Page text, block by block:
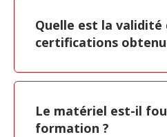
Quelle est la validité
certifications
Le matériel est-il
formation ?